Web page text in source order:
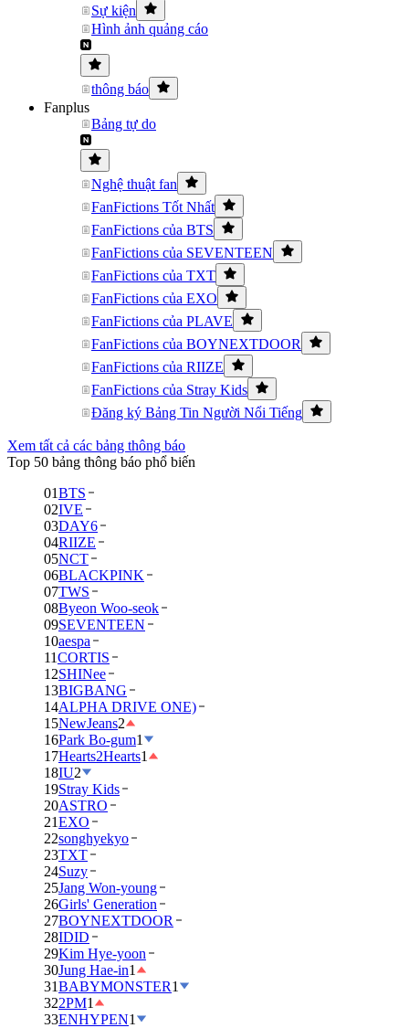
Sự kiện
Hình ảnh quảng cáo
thông báo
Fanplus
Bảng tự do
Nghệ thuật fan
FanFictions Tốt Nhất
FanFictions của BTS
FanFictions của SEVENTEEN
FanFictions của TXT
FanFictions của EXO
FanFictions của PLAVE
FanFictions của BOYNEXTDOOR
FanFictions của RIIZE
FanFictions của Stray Kids
Đăng ký Bảng Tin Người Nổi Tiếng
Xem tất cả các bảng thông báo
Top 50 bảng thông báo phổ biến
01BTS
02IVE
03DAY6
04RIIZE
05NCT
06BLACKPINK
07TWS
08Byeon Woo-seok
09SEVENTEEN
10aespa
11CORTIS
12SHINee
13BIGBANG
14ALPHA DRIVE ONE)
15NewJeans2
16Park Bo-gum1
17Hearts2Hearts1
18IU2
19Stray Kids
20ASTRO
21EXO
22songhyekyo
23TXT
24Suzy
25Jang Won-young
26Girls' Generation
27BOYNEXTDOOR
28IDID
29Kim Hye-yoon
30Jung Hae-in1
31BABYMONSTER1
322PM1
33ENHYPEN1